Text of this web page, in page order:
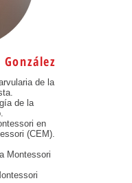
de la
de la
en
(CEM).
Montessori